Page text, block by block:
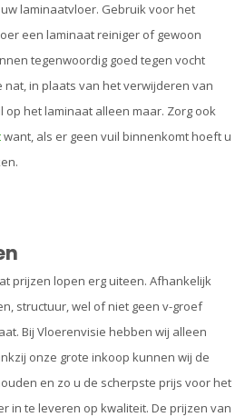
laminaatvloer. Gebruik voor het
een laminaat reiniger of gewoon
tegenwoordig goed tegen vocht
nat, in plaats van het verwijderen van
het laminaat alleen maar. Zorg ook
want, als er geen vuil binnenkomt hoeft u
prijzen lopen erg uiteen. Afhankelijk
structuur, wel of niet geen v-groef
Bij Vloerenvisie hebben wij alleen
onze grote inkoop kunnen wij de
en zo u de scherpste prijs voor het
in te leveren op kwaliteit. De prijzen van